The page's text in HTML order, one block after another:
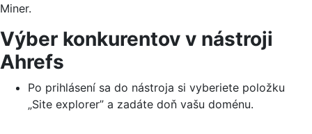
Miner.
Výber konkurentov v nástroji
Ahrefs
Po prihlásení sa do nástroja si vyberiete položku
„Site explorer” a zadáte doň vašu doménu.